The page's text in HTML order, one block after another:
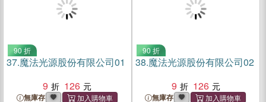
90 折
37.魔法光源股份有限公司01
9
126
無庫存
90 折
38.魔法光源股份有限公司02
9
126
無庫存